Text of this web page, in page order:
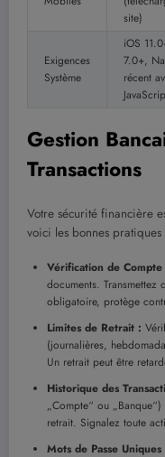
site)
Exigences
Système
iOS
7.0+,
récent
Gestion
Transactions
Votre sécurité financière
voici les bonnes pratiques
Vérification de Compte
documents.
obligatoire, protège
Limites de Retrait :
(journalières,
Un retrait peut être
Historique des
„Compte“ ou
retrait. Signalez toute
Mots de Passe Uniques